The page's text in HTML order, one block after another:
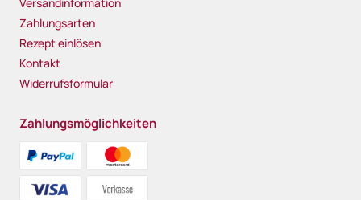
Versandinformation
Zahlungsarten
Rezept einlösen
Kontakt
Widerrufsformular
Zahlungsmöglichkeiten